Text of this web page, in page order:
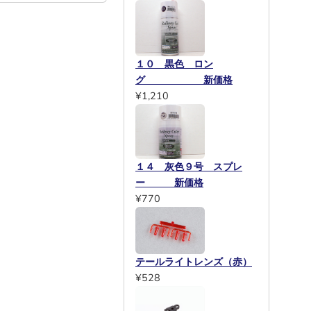
１０ 黒色 ロン
グ 新価格
¥1,210
１４ 灰色９号 スプレ
ー 新価格
¥770
テールライトレンズ（赤）
¥528